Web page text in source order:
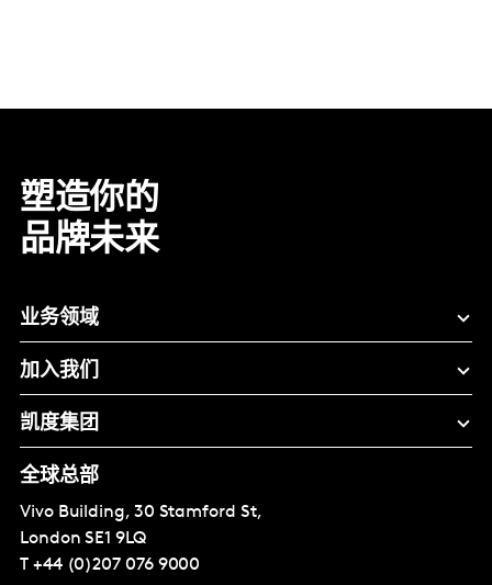
塑造你的
品牌未来
业务领域
加入我们
凯度集团
全球总部
Vivo Building, 30 Stamford St,
London SE1 9LQ
T +44 (0)207 076 9000